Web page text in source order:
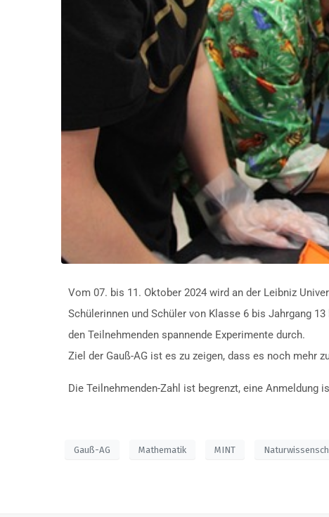
Vom 07. bis 11. Oktober 2024 wird an der Leibniz
Schülerinnen und Schüler von Klasse 6 bis Jahrgang
den Teilnehmenden spannende Experimente durch.
Ziel der Gauß-AG ist es zu zeigen, dass es noch mehr
Die Teilnehmenden-Zahl ist begrenzt, eine Anmeldung
Gauß-AG Mathematik MINT